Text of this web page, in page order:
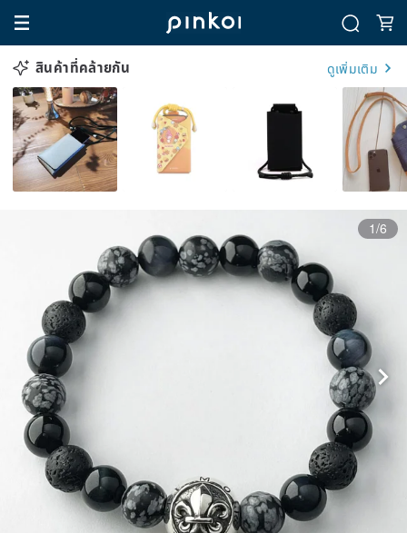
สินค้าที่คล้ายกัน ดูเพิ่มเติม
1/6